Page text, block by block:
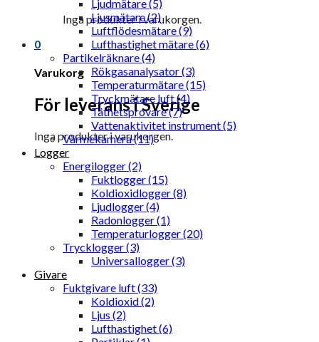
Inga produkter i varukorgen.
0
Varukorg
För leverans i Sverige
Inga produkter i varukorgen.
Ljudmätare (5)
Ljusmätare (2)
Luftflödesmätare (9)
Lufthastighet mätare (6)
Partikelräknare (4)
Rökgasanalysator (3)
Temperaturmätare (15)
Tryckmätare luft (4)
Täthetsprovare (7)
Vattenaktivitet instrument (5)
Värmekamera (11)
Logger
Energilogger (2)
Fuktlogger (15)
Koldioxidlogger (8)
Ljudlogger (4)
Radonlogger (1)
Temperaturlogger (20)
Trycklogger (3)
Universallogger (3)
Givare
Fuktgivare luft (33)
Koldioxid (2)
Ljus (2)
Lufthastighet (6)